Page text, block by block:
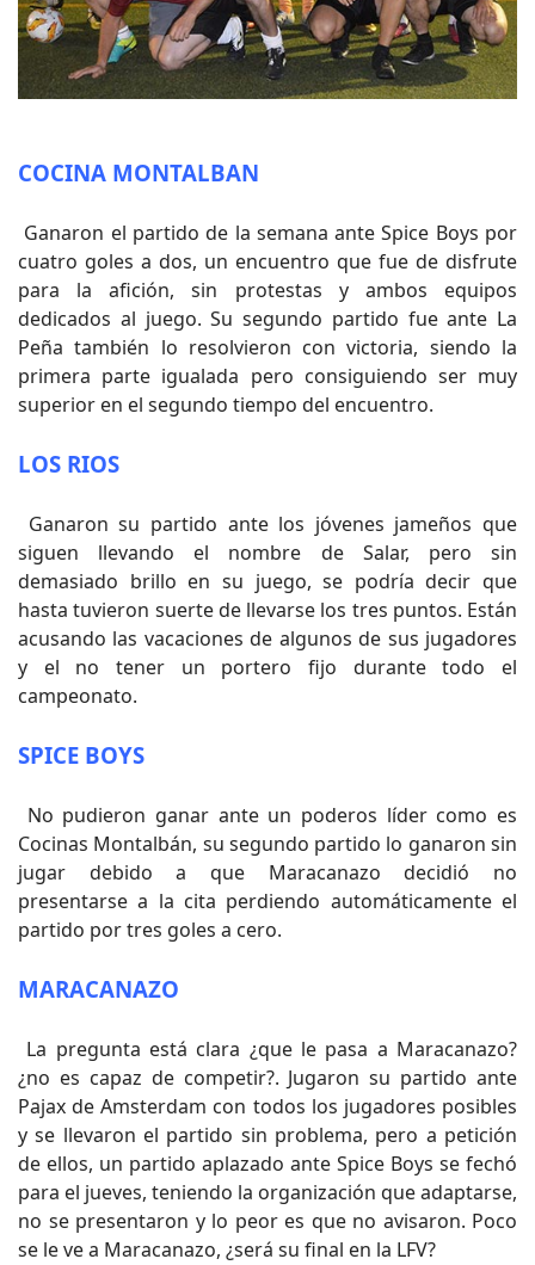
COCINA MONTALBAN
Ganaron el partido de la semana ante Spice Boys por
cuatro goles a dos, un encuentro que fue de disfrute
para la afición, sin protestas y ambos equipos
dedicados al juego. Su segundo partido fue ante La
Peña también lo resolvieron con victoria, siendo la
primera parte igualada pero consiguiendo ser muy
superior en el segundo tiempo del encuentro.
LOS RIOS
Ganaron su partido ante los jóvenes jameños que
siguen llevando el nombre de Salar, pero sin
demasiado brillo en su juego, se podría decir que
hasta tuvieron suerte de llevarse los tres puntos. Están
acusando las vacaciones de algunos de sus jugadores
y el no tener un portero fijo durante todo el
campeonato.
SPICE BOYS
No pudieron ganar ante un poderos líder como es
Cocinas Montalbán, su segundo partido lo ganaron sin
jugar debido a que Maracanazo decidió no
presentarse a la cita perdiendo automáticamente el
partido por tres goles a cero.
MARACANAZO
La pregunta está clara ¿que le pasa a Maracanazo?
¿no es capaz de competir?. Jugaron su partido ante
Pajax de Amsterdam con todos los jugadores posibles
y se llevaron el partido sin problema, pero a petición
de ellos, un partido aplazado ante Spice Boys se fechó
para el jueves, teniendo la organización que adaptarse,
no se presentaron y lo peor es que no avisaron. Poco
se le ve a Maracanazo, ¿será su final en la LFV?